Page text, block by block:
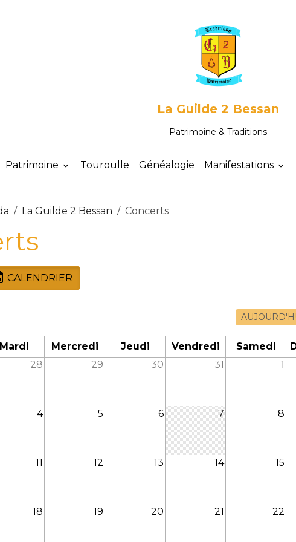
La Guilde 2 Bessan
Patrimoine & Traditions
Patrimoine Touroulle Généalogie Manifestations
La Guilde 2 Bessan Concerts
CALENDRIER
Mardi Mercredi Jeudi Vendredi Samedi
28 29 30 31 1
4 5 6 7 8
11 12 13 14 15
18 19 20 21 22